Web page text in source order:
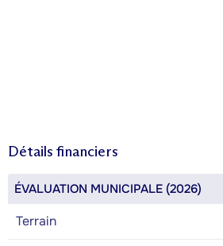
Détails financiers
ÉVALUATION MUNICIPALE (2026)
Terrain